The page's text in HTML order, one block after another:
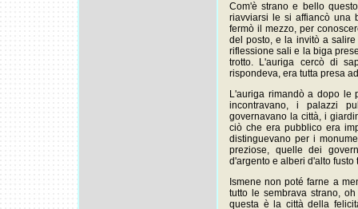
Com'è strano e bello
riavviarsi le si affiancò una
fermò il mezzo, per
del posto, e la invitò a
riflessione sali e la biga
trotto. L'auriga cercò di
rispondeva, era tutta presa
L'auriga rimandò a dopo le
incontravano, i palazzi
governavano la città, i
ciò che era pubblico era
distinguevano per i
preziose, quelle dei
d'argento e alberi d'alto fusto
Ismene non poté farne a
tutto le sembrava strano,
questa è la città della